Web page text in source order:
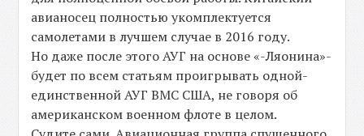
авианосец полностью укомплектуется
самолетами в лучшем случае в 2016 году.
Но даже после этого АУГ на основе «-Ляонина»-
будет по всем статьям проигрывать одной-
единственной АУГ ВМС США, не говоря об
американском военном флоте в целом.